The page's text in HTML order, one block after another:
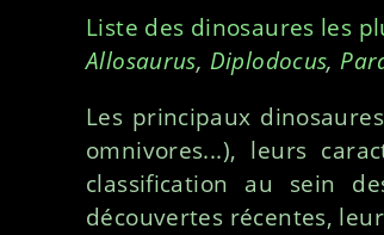
Liste des dinosaures les
Allosaurus, Diplodocus,
Les principaux
omnivores...), leurs
classification au sein
découvertes récentes,